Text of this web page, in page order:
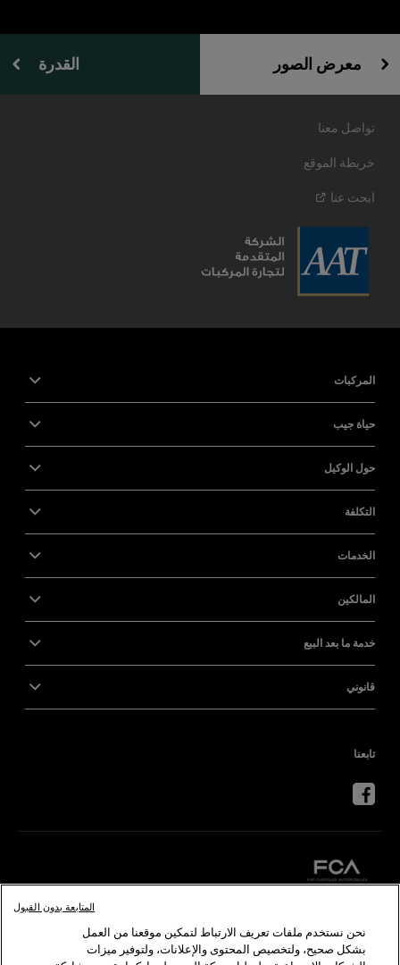
معرض الصور القدرة
تواصل معنا
خريطة الموقع
ابحث عنا
المركبات
حياة جيب
حول الوكيل
التكلفة
الخدمات
المالكين
خدمة ما بعد البيع
قانوني
تابعنا
أبارث روميو
نحن نستخدم ملفات تعريف الارتباط لتمكين موقعنا من العمل
بشكل صحيح، ولتخصيص المحتوى والإعلانات، ولتوفير ميزات
المتابعة بدون القبول